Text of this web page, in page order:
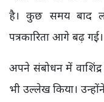
है। कुछ समय बाद
पत्रकारिता आगे बढ़ गई।
अपने संबोधन में वाशिंद्र
भी उल्लेख किया।